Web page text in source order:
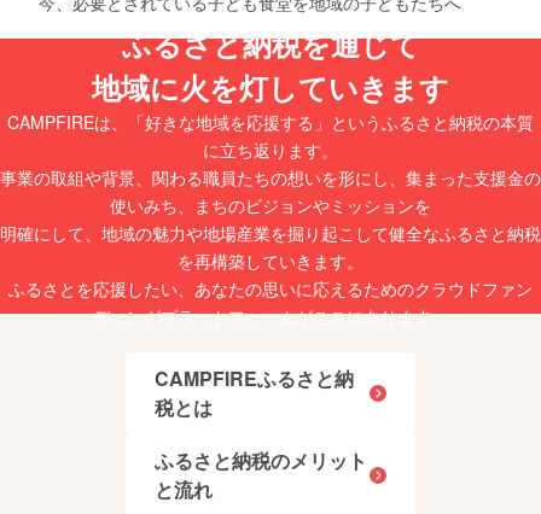
ふるさと納税を通じて
地域に火を灯していきます
CAMPFIREは、「好きな地域を応援する」というふるさと納税の本質
に立ち返ります。
事業の取組や背景、関わる職員たちの想いを形にし、集まった支援金の
使いみち、まちのビジョンやミッションを
明確にして、地域の魅力や地場産業を掘り起こして健全なふるさと納税
を再構築していきます。
ふるさとを応援したい、あなたの思いに応えるためのクラウドファン
ディングプラットフォームがここにあります。
CAMPFIREふるさと納
税とは
ふるさと納税のメリット
と流れ